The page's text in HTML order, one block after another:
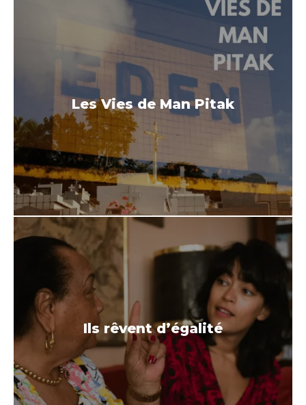
Les Vies de Man Pitak
Ils rêvent d’égalité